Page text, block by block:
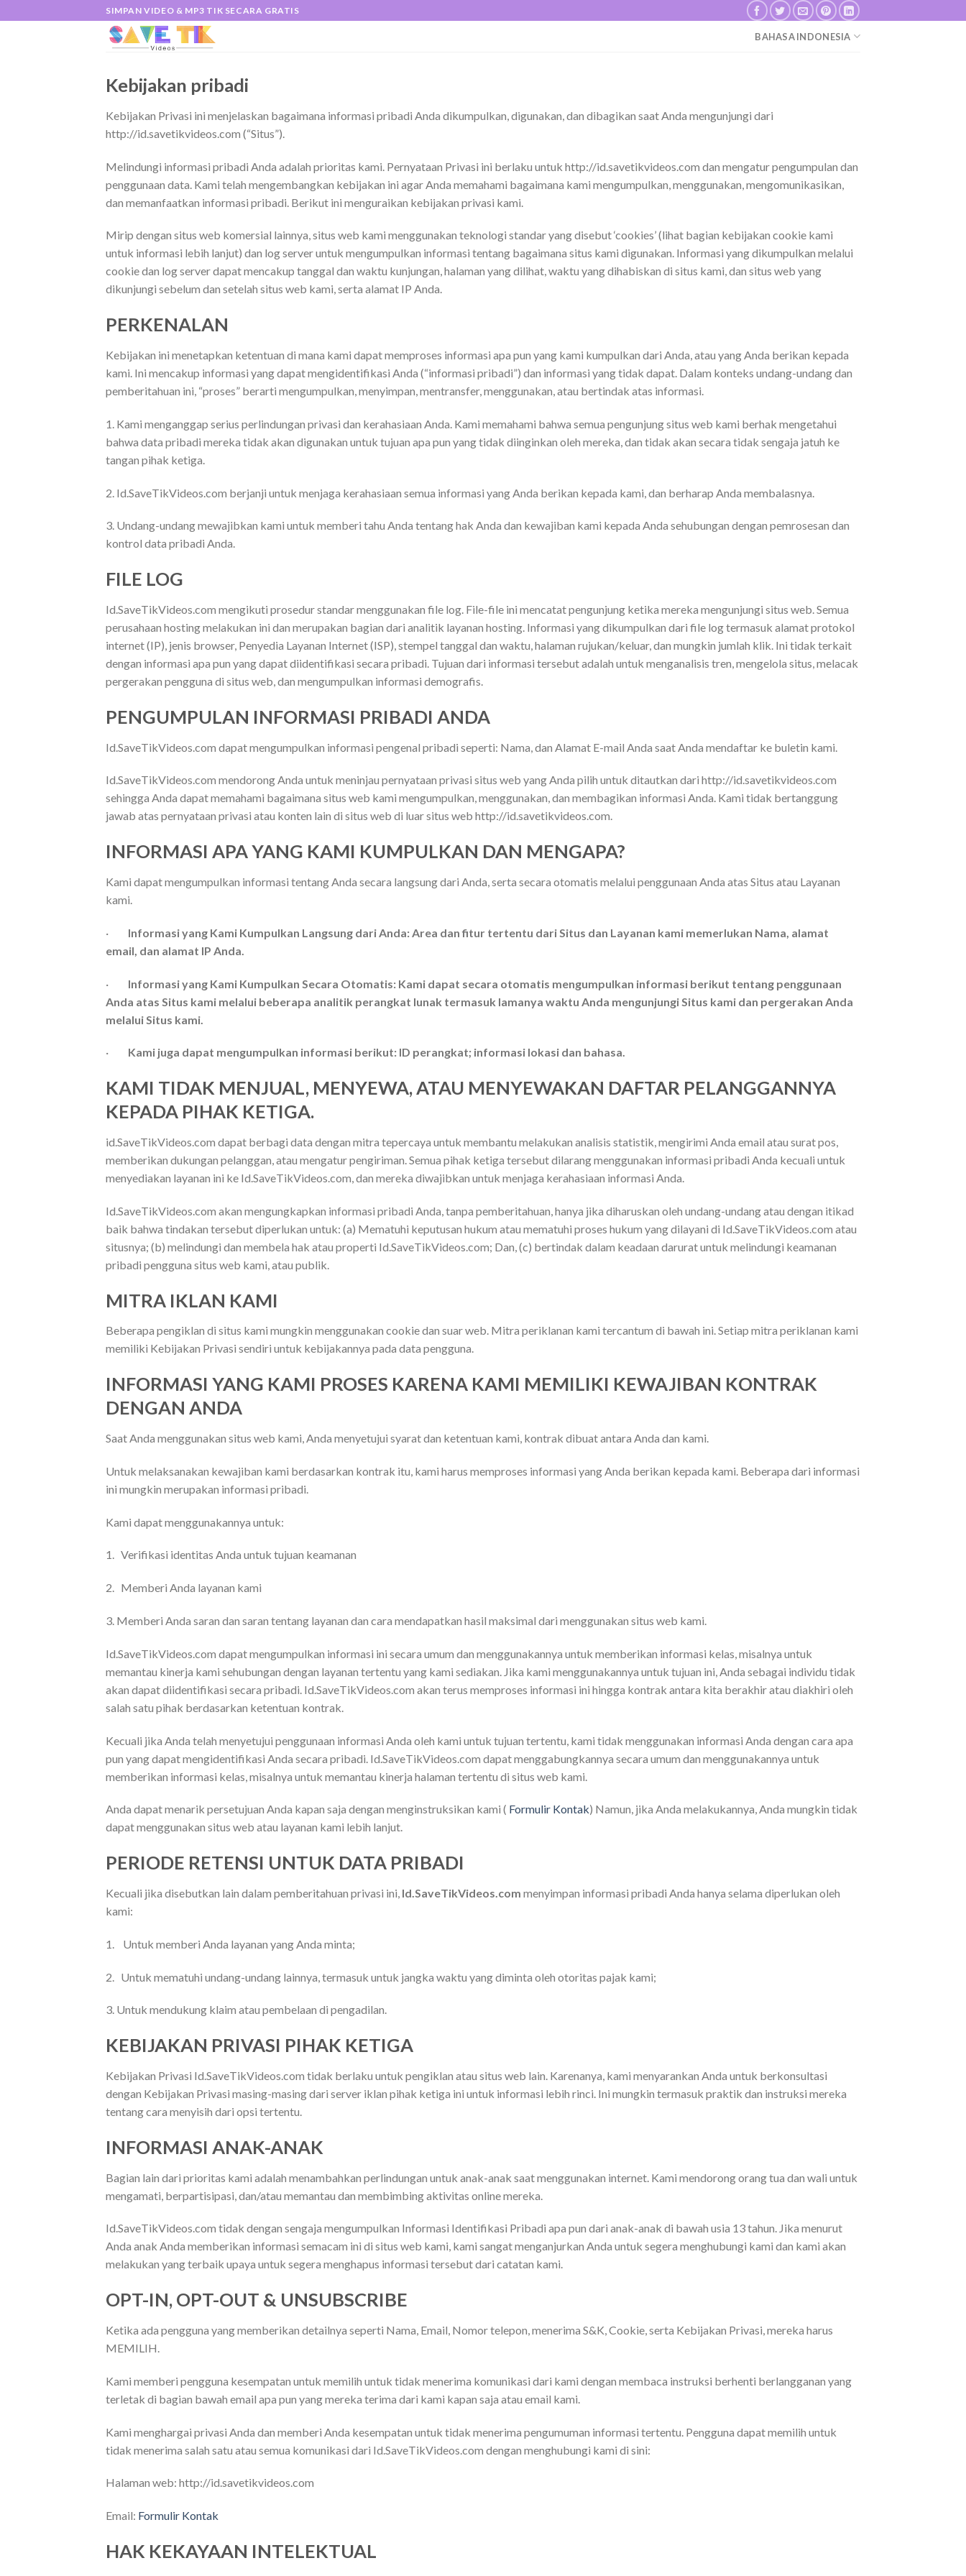
SIMPAN VIDEO & MP3 TIK SECARA GRATIS
BAHASA INDONESIA
Kebijakan pribadi
Kebijakan Privasi ini menjelaskan bagaimana informasi pribadi Anda dikumpulkan, digunakan, dan dibagikan saat Anda mengunjungi dari
http://id.savetikvideos.com (“Situs”).
Melindungi informasi pribadi Anda adalah prioritas kami. Pernyataan Privasi ini berlaku untuk http://id.savetikvideos.com dan mengatur pengumpulan dan
penggunaan data. Kami telah mengembangkan kebijakan ini agar Anda memahami bagaimana kami mengumpulkan, menggunakan, mengomunikasikan,
dan memanfaatkan informasi pribadi. Berikut ini menguraikan kebijakan privasi kami.
Mirip dengan situs web komersial lainnya, situs web kami menggunakan teknologi standar yang disebut ‘cookies’ (lihat bagian kebijakan cookie kami
untuk informasi lebih lanjut) dan log server untuk mengumpulkan informasi tentang bagaimana situs kami digunakan. Informasi yang dikumpulkan melalui
cookie dan log server dapat mencakup tanggal dan waktu kunjungan, halaman yang dilihat, waktu yang dihabiskan di situs kami, dan situs web yang
dikunjungi sebelum dan setelah situs web kami, serta alamat IP Anda.
PERKENALAN
Kebijakan ini menetapkan ketentuan di mana kami dapat memproses informasi apa pun yang kami kumpulkan dari Anda, atau yang Anda berikan kepada
kami. Ini mencakup informasi yang dapat mengidentifikasi Anda (“informasi pribadi”) dan informasi yang tidak dapat. Dalam konteks undang-undang dan
pemberitahuan ini, “proses” berarti mengumpulkan, menyimpan, mentransfer, menggunakan, atau bertindak atas informasi.
1. Kami menganggap serius perlindungan privasi dan kerahasiaan Anda. Kami memahami bahwa semua pengunjung situs web kami berhak mengetahui
bahwa data pribadi mereka tidak akan digunakan untuk tujuan apa pun yang tidak diinginkan oleh mereka, dan tidak akan secara tidak sengaja jatuh ke
tangan pihak ketiga.
2. Id.SaveTikVideos.com berjanji untuk menjaga kerahasiaan semua informasi yang Anda berikan kepada kami, dan berharap Anda membalasnya.
3. Undang-undang mewajibkan kami untuk memberi tahu Anda tentang hak Anda dan kewajiban kami kepada Anda sehubungan dengan pemrosesan dan
kontrol data pribadi Anda.
FILE LOG
Id.SaveTikVideos.com mengikuti prosedur standar menggunakan file log. File-file ini mencatat pengunjung ketika mereka mengunjungi situs web. Semua
perusahaan hosting melakukan ini dan merupakan bagian dari analitik layanan hosting. Informasi yang dikumpulkan dari file log termasuk alamat protokol
internet (IP), jenis browser, Penyedia Layanan Internet (ISP), stempel tanggal dan waktu, halaman rujukan/keluar, dan mungkin jumlah klik. Ini tidak terkait
dengan informasi apa pun yang dapat diidentifikasi secara pribadi. Tujuan dari informasi tersebut adalah untuk menganalisis tren, mengelola situs, melacak
pergerakan pengguna di situs web, dan mengumpulkan informasi demografis.
PENGUMPULAN INFORMASI PRIBADI ANDA
Id.SaveTikVideos.com dapat mengumpulkan informasi pengenal pribadi seperti: Nama, dan Alamat E-mail Anda saat Anda mendaftar ke buletin kami.
Id.SaveTikVideos.com mendorong Anda untuk meninjau pernyataan privasi situs web yang Anda pilih untuk ditautkan dari http://id.savetikvideos.com
sehingga Anda dapat memahami bagaimana situs web kami mengumpulkan, menggunakan, dan membagikan informasi Anda. Kami tidak bertanggung
jawab atas pernyataan privasi atau konten lain di situs web di luar situs web http://id.savetikvideos.com.
INFORMASI APA YANG KAMI KUMPULKAN DAN MENGAPA?
Kami dapat mengumpulkan informasi tentang Anda secara langsung dari Anda, serta secara otomatis melalui penggunaan Anda atas Situs atau Layanan
kami.
· Informasi yang Kami Kumpulkan Langsung dari Anda: Area dan fitur tertentu dari Situs dan Layanan kami memerlukan Nama, alamat
email, dan alamat IP Anda.
· Informasi yang Kami Kumpulkan Secara Otomatis: Kami dapat secara otomatis mengumpulkan informasi berikut tentang penggunaan
Anda atas Situs kami melalui beberapa analitik perangkat lunak termasuk lamanya waktu Anda mengunjungi Situs kami dan pergerakan Anda
melalui Situs kami.
· Kami juga dapat mengumpulkan informasi berikut: ID perangkat; informasi lokasi dan bahasa.
KAMI TIDAK MENJUAL, MENYEWA, ATAU MENYEWAKAN DAFTAR PELANGGANNYA
KEPADA PIHAK KETIGA.
id.SaveTikVideos.com dapat berbagi data dengan mitra tepercaya untuk membantu melakukan analisis statistik, mengirimi Anda email atau surat pos,
memberikan dukungan pelanggan, atau mengatur pengiriman. Semua pihak ketiga tersebut dilarang menggunakan informasi pribadi Anda kecuali untuk
menyediakan layanan ini ke Id.SaveTikVideos.com, dan mereka diwajibkan untuk menjaga kerahasiaan informasi Anda.
Id.SaveTikVideos.com akan mengungkapkan informasi pribadi Anda, tanpa pemberitahuan, hanya jika diharuskan oleh undang-undang atau dengan itikad
baik bahwa tindakan tersebut diperlukan untuk: (a) Mematuhi keputusan hukum atau mematuhi proses hukum yang dilayani di Id.SaveTikVideos.com atau
situsnya; (b) melindungi dan membela hak atau properti Id.SaveTikVideos.com; Dan, (c) bertindak dalam keadaan darurat untuk melindungi keamanan
pribadi pengguna situs web kami, atau publik.
MITRA IKLAN KAMI
Beberapa pengiklan di situs kami mungkin menggunakan cookie dan suar web. Mitra periklanan kami tercantum di bawah ini. Setiap mitra periklanan kami
memiliki Kebijakan Privasi sendiri untuk kebijakannya pada data pengguna.
INFORMASI YANG KAMI PROSES KARENA KAMI MEMILIKI KEWAJIBAN KONTRAK
DENGAN ANDA
Saat Anda menggunakan situs web kami, Anda menyetujui syarat dan ketentuan kami, kontrak dibuat antara Anda dan kami.
Untuk melaksanakan kewajiban kami berdasarkan kontrak itu, kami harus memproses informasi yang Anda berikan kepada kami. Beberapa dari informasi
ini mungkin merupakan informasi pribadi.
Kami dapat menggunakannya untuk:
1. Verifikasi identitas Anda untuk tujuan keamanan
2. Memberi Anda layanan kami
3. Memberi Anda saran dan saran tentang layanan dan cara mendapatkan hasil maksimal dari menggunakan situs web kami.
Id.SaveTikVideos.com dapat mengumpulkan informasi ini secara umum dan menggunakannya untuk memberikan informasi kelas, misalnya untuk
memantau kinerja kami sehubungan dengan layanan tertentu yang kami sediakan. Jika kami menggunakannya untuk tujuan ini, Anda sebagai individu tidak
akan dapat diidentifikasi secara pribadi. Id.SaveTikVideos.com akan terus memproses informasi ini hingga kontrak antara kita berakhir atau diakhiri oleh
salah satu pihak berdasarkan ketentuan kontrak.
Kecuali jika Anda telah menyetujui penggunaan informasi Anda oleh kami untuk tujuan tertentu, kami tidak menggunakan informasi Anda dengan cara apa
pun yang dapat mengidentifikasi Anda secara pribadi. Id.SaveTikVideos.com dapat menggabungkannya secara umum dan menggunakannya untuk
memberikan informasi kelas, misalnya untuk memantau kinerja halaman tertentu di situs web kami.
Anda dapat menarik persetujuan Anda kapan saja dengan menginstruksikan kami ( Formulir Kontak) Namun, jika Anda melakukannya, Anda mungkin tidak
dapat menggunakan situs web atau layanan kami lebih lanjut.
PERIODE RETENSI UNTUK DATA PRIBADI
Kecuali jika disebutkan lain dalam pemberitahuan privasi ini, Id.SaveTikVideos.com menyimpan informasi pribadi Anda hanya selama diperlukan oleh
kami:
1. Untuk memberi Anda layanan yang Anda minta;
2. Untuk mematuhi undang-undang lainnya, termasuk untuk jangka waktu yang diminta oleh otoritas pajak kami;
3. Untuk mendukung klaim atau pembelaan di pengadilan.
KEBIJAKAN PRIVASI PIHAK KETIGA
Kebijakan Privasi Id.SaveTikVideos.com tidak berlaku untuk pengiklan atau situs web lain. Karenanya, kami menyarankan Anda untuk berkonsultasi
dengan Kebijakan Privasi masing-masing dari server iklan pihak ketiga ini untuk informasi lebih rinci. Ini mungkin termasuk praktik dan instruksi mereka
tentang cara menyisih dari opsi tertentu.
INFORMASI ANAK-ANAK
Bagian lain dari prioritas kami adalah menambahkan perlindungan untuk anak-anak saat menggunakan internet. Kami mendorong orang tua dan wali untuk
mengamati, berpartisipasi, dan/atau memantau dan membimbing aktivitas online mereka.
Id.SaveTikVideos.com tidak dengan sengaja mengumpulkan Informasi Identifikasi Pribadi apa pun dari anak-anak di bawah usia 13 tahun. Jika menurut
Anda anak Anda memberikan informasi semacam ini di situs web kami, kami sangat menganjurkan Anda untuk segera menghubungi kami dan kami akan
melakukan yang terbaik upaya untuk segera menghapus informasi tersebut dari catatan kami.
OPT-IN, OPT-OUT & UNSUBSCRIBE
Ketika ada pengguna yang memberikan detailnya seperti Nama, Email, Nomor telepon, menerima S&K, Cookie, serta Kebijakan Privasi, mereka harus
MEMILIH.
Kami memberi pengguna kesempatan untuk memilih untuk tidak menerima komunikasi dari kami dengan membaca instruksi berhenti berlangganan yang
terletak di bagian bawah email apa pun yang mereka terima dari kami kapan saja atau email kami.
Kami menghargai privasi Anda dan memberi Anda kesempatan untuk tidak menerima pengumuman informasi tertentu. Pengguna dapat memilih untuk
tidak menerima salah satu atau semua komunikasi dari Id.SaveTikVideos.com dengan menghubungi kami di sini:
Halaman web: http://id.savetikvideos.com
Email: Formulir Kontak
HAK KEKAYAAN INTELEKTUAL